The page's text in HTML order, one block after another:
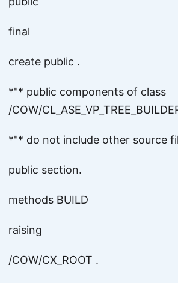
final
create public .
*"* public components of class
/COW/
*"* do not include other source
public section.
methods BUILD
raising
/COW/CX_ROOT .